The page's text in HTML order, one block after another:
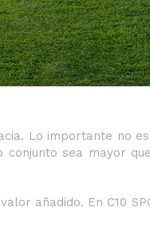
Empresariales,
resulta
Lo importante no
sea mayor
añadido. En C10